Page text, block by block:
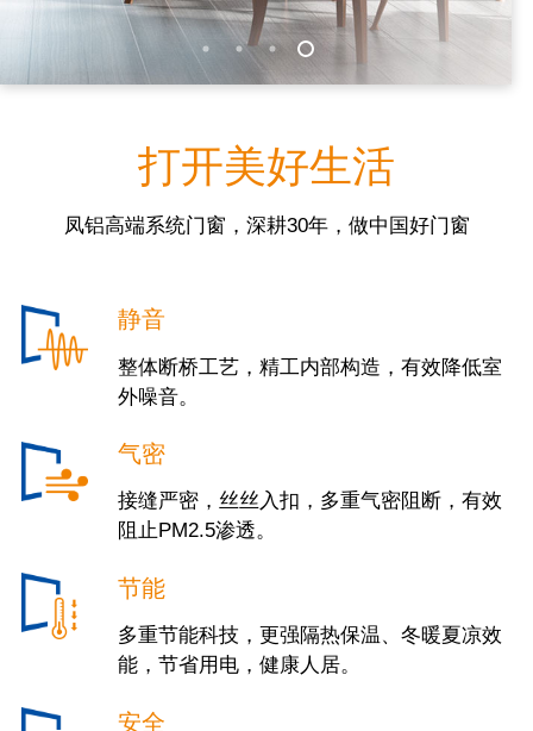
打开美好生活
凤铝高端系统门窗，深耕30年，做中国好门窗
静音
整体断桥工艺，精工内部构造，有效降低室
外噪音。
气密
接缝严密，丝丝入扣，多重气密阻断，有效
阻止PM2.5渗透。
节能
多重节能科技，更强隔热保温、冬暖夏凉效
能，节省用电，健康人居。
安全